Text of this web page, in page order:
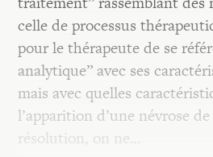
celle de processus
pour le thérapeute de se
analytique” avec ses
mais avec quelles
l’apparition d’une névrose
résolution, on ne…